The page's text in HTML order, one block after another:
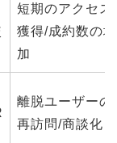
短期のアクセス
獲得/成約数の増
加
離脱ユーザーの
再訪問/商談化